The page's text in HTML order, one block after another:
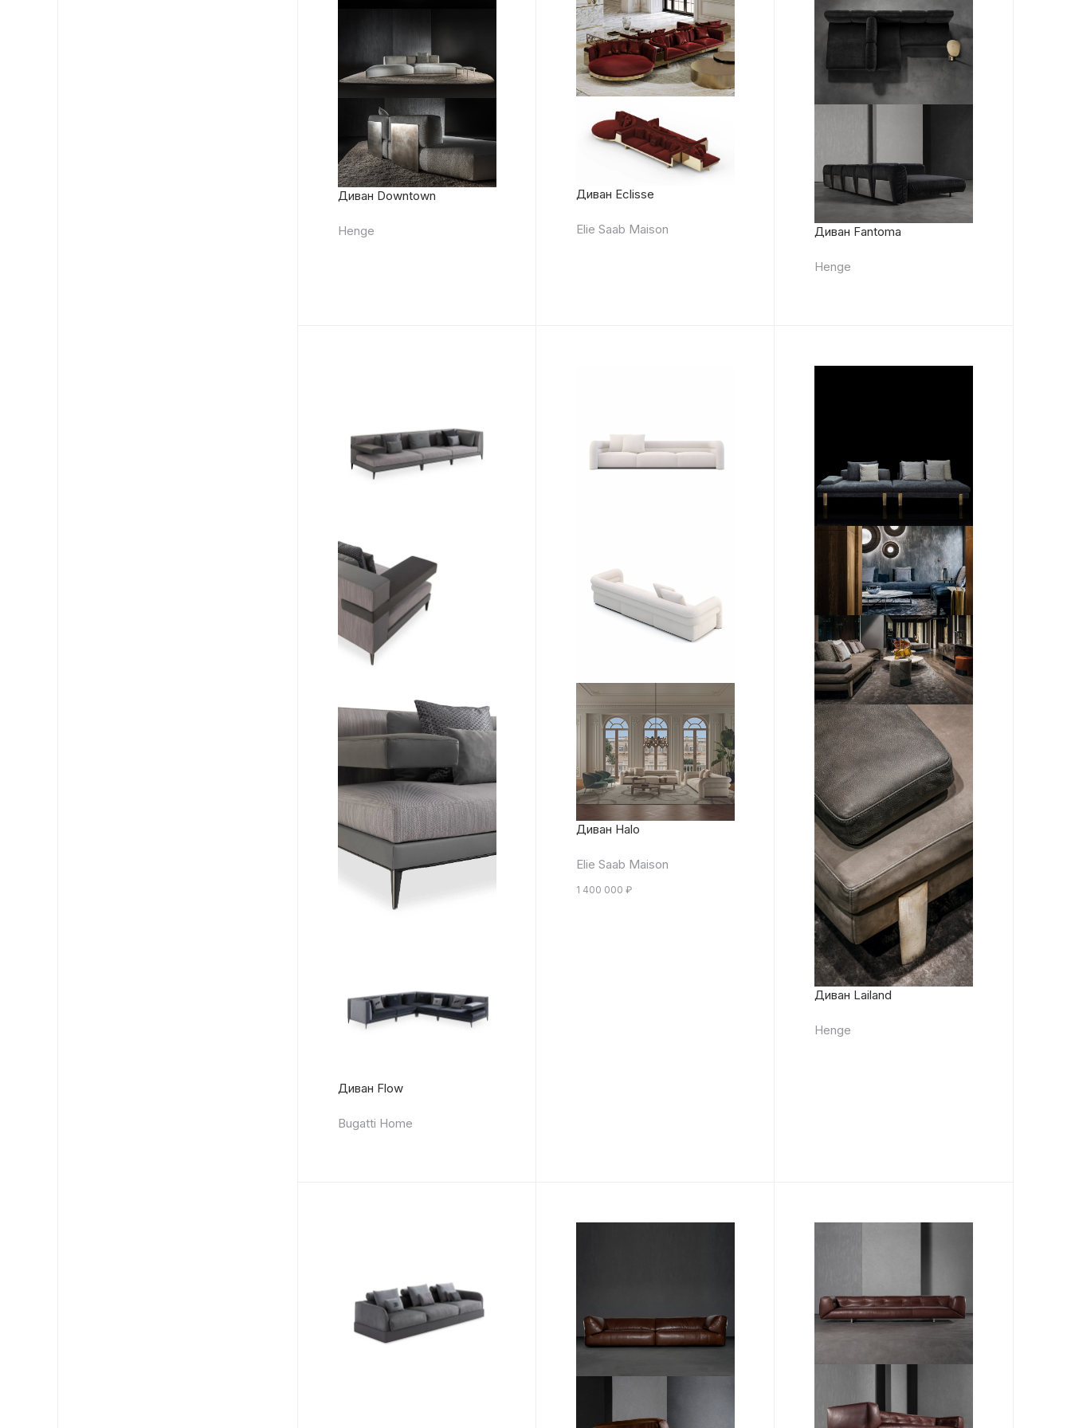
Диван Downtown
Henge
Диван Eclisse
Elie Saab Maison Диван Fantoma
Henge
Диван Flow
Bugatti Home
Диван Halo
Elie Saab Maison
1 400 000 ₽
Диван Lailand
Henge